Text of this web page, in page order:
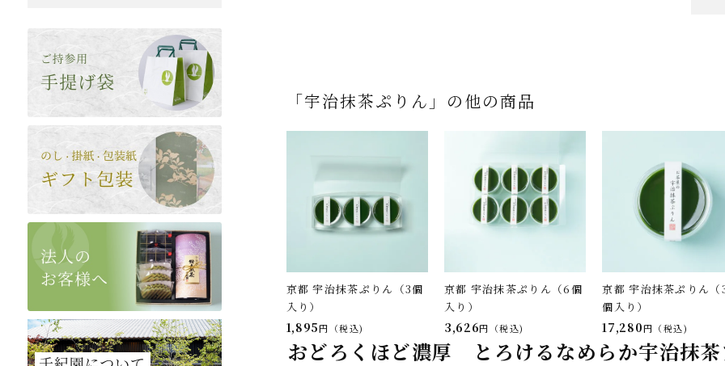
「宇治抹茶ぷりん」の他の商品
京都 宇治抹茶ぷりん（3個
入り）
1,895 税込
京都 宇治抹茶ぷりん（6個
入り）
3,626 税込
京都 宇治抹茶ぷりん（
個入り）
17,280 税込
おどろくほど濃厚 とろけるなめらか宇治抹茶